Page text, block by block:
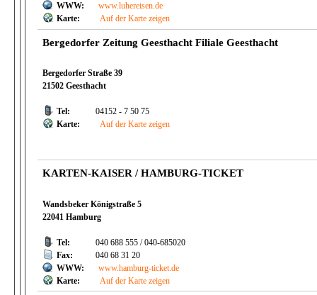
WWW:
www.luhereisen.de
Karte:
Auf der Karte zeigen
Bergedorfer Zeitung Geesthacht Filiale Geesthacht
Bergedorfer Straße 39
21502 Geesthacht
Tel:
04152 - 7 50 75
Karte:
Auf der Karte zeigen
KARTEN-KAISER / HAMBURG-TICKET
Wandsbeker Königstraße 5
22041 Hamburg
Tel:
040 688 555 / 040-685020
Fax:
040 68 31 20
WWW:
www.hamburg-ticket.de
Karte:
Auf der Karte zeigen